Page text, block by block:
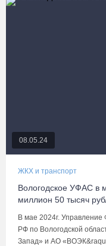
08.05.24
ЖКХ и транспорт
Вологодское УФАС в
миллион 50 тысяч
В мае 2024г.
РФ по Вологодской
Запад» и АО